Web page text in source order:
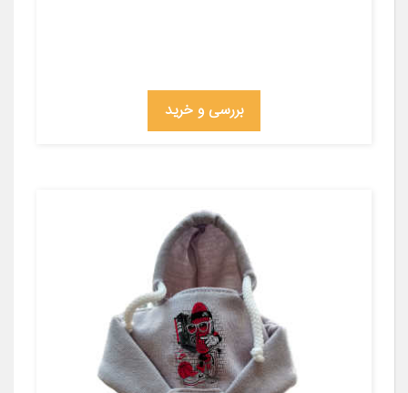
بررسی و خرید